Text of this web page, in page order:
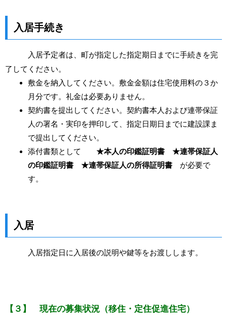
入居手続き
入居予定者は、町が指定した指定期日までに手続きを完
了してください。
敷金を納入してください。敷金金額は住宅使用料の３か
月分です。礼金は必要ありません。
契約書を提出してください。契約書本人および連帯保証
人の署名・実印を押印して、指定日期日までに建設課ま
で提出してください。
添付書類として ★本人の印鑑証明書 ★連帯保証人
の印鑑証明書 ★連帯保証人の所得証明書 が必要で
す。
入居
入居指定日に入居後の説明や鍵等をお渡しします。
【３】 現在の募集状況（移住・定住促進住宅）